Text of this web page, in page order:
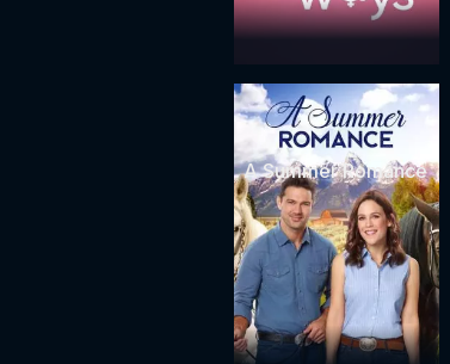
A Summer Romance